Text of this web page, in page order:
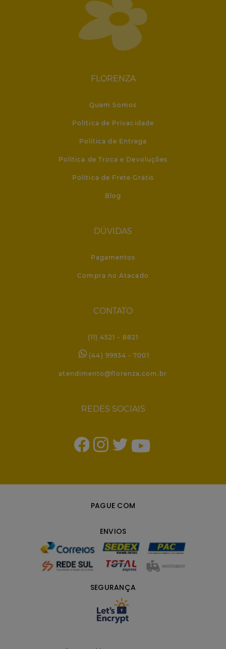
FLORENZA
Quem Somos
Política de Privacidade
Política de Entrega
Política de Troca e Devoluções
Política de Frete Grátis
Blog
DÚVIDAS
Pagamentos
Compra no Atacado
CONTATO
(11) 4521 - 8821
(44) 99934 - 7001
atendimento@florenza.com.br
REDES SOCIAIS
PAGUE COM
ENVIOS
SEGURANÇA